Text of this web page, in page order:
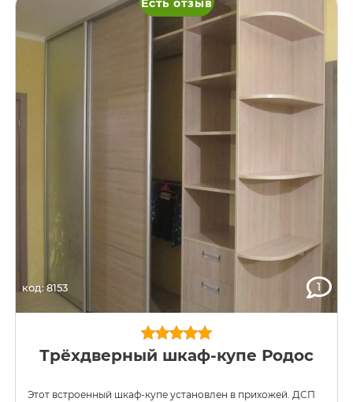
код: 8153 1
Трёхдверный шкаф-купе Родос
Этот встроенный шкаф-купе установлен в прихожей. ДСП